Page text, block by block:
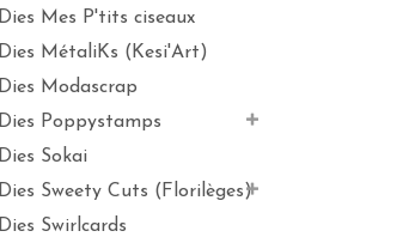
Dies Mes P'tits ciseaux
Dies MétaliKs (Kesi'Art)
Dies Modascrap
Dies Poppystamps
Dies Sokai
Dies Sweety Cuts (Florilèges)
Dies Swirlcards